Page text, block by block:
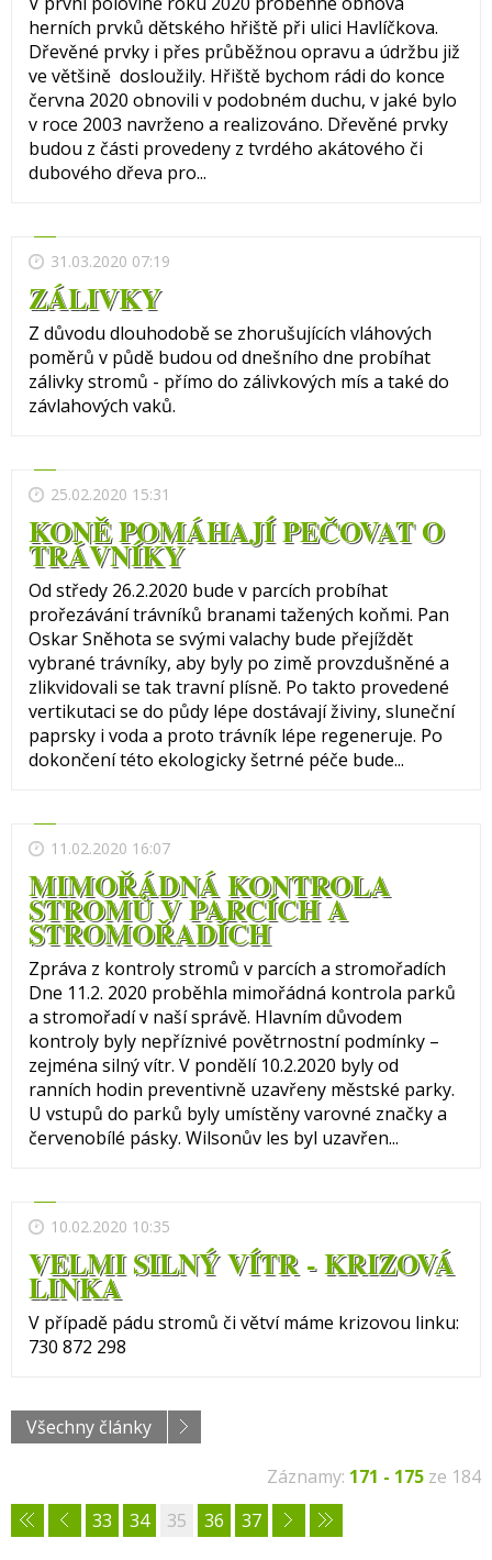
herních prvků dětského hřiště při ulici Havlíčkova.
Dřevěné prvky i přes průběžnou opravu a údržbu již
ve většině dosloužily. Hřiště bychom rádi do konce
června 2020 obnovili v podobném duchu, v jaké bylo
v roce 2003 navrženo a realizováno. Dřevěné prvky
budou z části provedeny z tvrdého akátového či
dubového dřeva pro...
31.03.2020 07:19
ZÁLIVKY
Z důvodu dlouhodobě se zhorušujících vláhových
poměrů v půdě budou od dnešního dne probíhat
zálivky stromů - přímo do zálivkových mís a také do
závlahových vaků.
25.02.2020 15:31
KONĚ POMÁHAJÍ PEČOVAT O
TRÁVNÍKY
Od středy 26.2.2020 bude v parcích probíhat
prořezávání trávníků branami tažených koňmi. Pan
Oskar Sněhota se svými valachy bude přejíždět
vybrané trávníky, aby byly po zimě provzdušněné a
zlikvidovali se tak travní plísně. Po takto provedené
vertikutaci se do půdy lépe dostávají živiny, sluneční
paprsky i voda a proto trávník lépe regeneruje. Po
dokončení této ekologicky šetrné péče bude...
11.02.2020 16:07
MIMOŘÁDNÁ KONTROLA
STROMŮ V PARCÍCH A
STROMOŘADÍCH
Zpráva z kontroly stromů v parcích a stromořadích
Dne 11.2. 2020 proběhla mimořádná kontrola parků
a stromořadí v naší správě. Hlavním důvodem
kontroly byly nepříznivé povětrnostní podmínky –
zejména silný vítr. V pondělí 10.2.2020 byly od
ranních hodin preventivně uzavřeny městské parky.
U vstupů do parků byly umístěny varovné značky a
červenobílé pásky. Wilsonův les byl uzavřen...
10.02.2020 10:35
VELMI SILNÝ VÍTR - KRIZOVÁ
LINKA
V případě pádu stromů či větví máme krizovou linku:
730 872 298
Všechny články
Záznamy: 171 - 175 ze 184
33
34 35 36 37